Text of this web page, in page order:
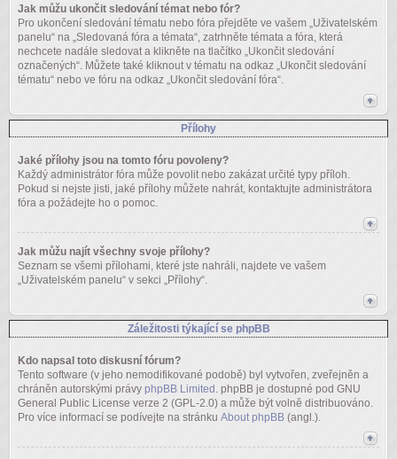
Jak můžu ukončit sledování témat nebo fór?
Pro ukončení sledování tématu nebo fóra přejděte ve vašem „Uživatelském
panelu“ na „Sledovaná fóra a témata“, zatrhněte témata a fóra, která
nechcete nadále sledovat a klikněte na tlačítko „Ukončit sledování
označených“. Můžete také kliknout v tématu na odkaz „Ukončit sledování
tématu“ nebo ve fóru na odkaz „Ukončit sledování fóra“.
Přílohy
Jaké přílohy jsou na tomto fóru povoleny?
Každý administrátor fóra může povolit nebo zakázat určité typy příloh.
Pokud si nejste jisti, jaké přílohy můžete nahrát, kontaktujte administrátora
fóra a požádejte ho o pomoc.
Jak můžu najít všechny svoje přílohy?
Seznam se všemi přílohami, které jste nahráli, najdete ve vašem
„Uživatelském panelu“ v sekci „Přílohy“.
Záležitosti týkající se phpBB
Kdo napsal toto diskusní fórum?
Tento software (v jeho nemodifikované podobě) byl vytvořen, zveřejněn a
chráněn autorskými právy phpBB Limited . phpBB je dostupné pod GNU
General Public License verze 2 (GPL-2.0) a může být volně distribuováno.
Pro více informací se podívejte na stránku About phpBB (angl.).